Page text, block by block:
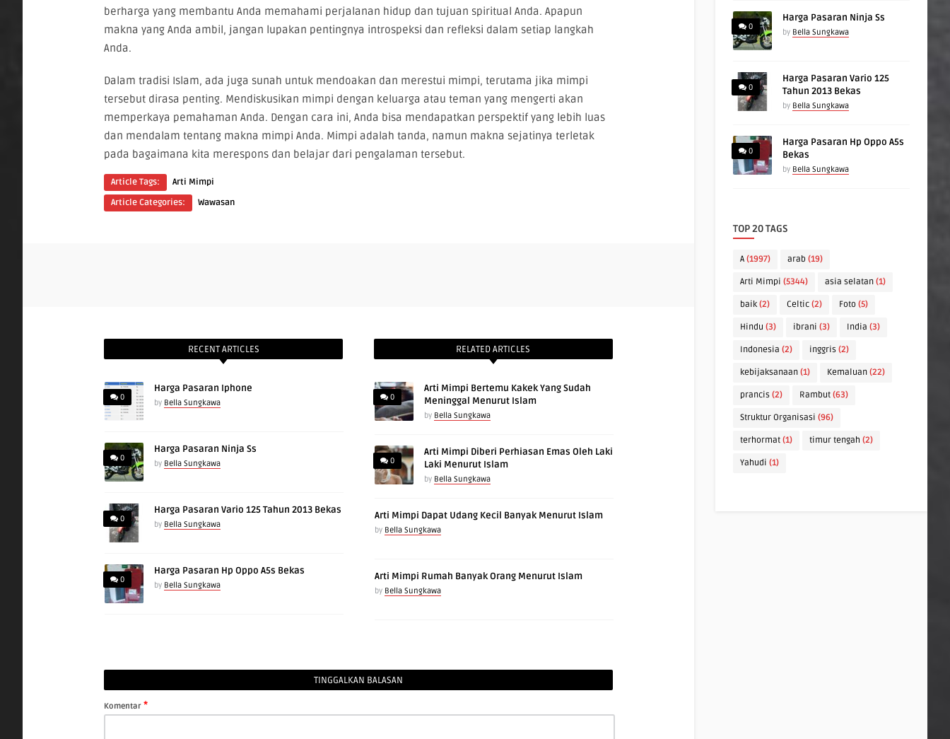
berharga yang membantu Anda memahami perjalanan hidup dan tujuan spiritual Anda. Apapun
makna yang Anda ambil, jangan lupakan pentingnya introspeksi dan refleksi dalam setiap langkah
Anda.
Dalam tradisi Islam, ada juga sunah untuk mendoakan dan merestui mimpi, terutama jika mimpi
tersebut dirasa penting. Mendiskusikan mimpi dengan keluarga atau teman yang mengerti akan
memperkaya pemahaman Anda. Dengan cara ini, Anda bisa mendapatkan perspektif yang lebih luas
dan mendalam tentang makna mimpi Anda. Mimpi adalah tanda, namun makna sejatinya terletak
pada bagaimana kita merespons dan belajar dari pengalaman tersebut.
Article Tags:
Arti Mimpi
Article Categories:
Wawasan
RECENT ARTICLES
0
Harga Pasaran Iphone
by Bella Sungkawa
0
Harga Pasaran Ninja Ss
by Bella Sungkawa
0
Harga Pasaran Vario 125 Tahun 2013 Bekas
by Bella Sungkawa
0
Harga Pasaran Hp Oppo A5s Bekas
by Bella Sungkawa
RELATED ARTICLES
0
Arti Mimpi Bertemu Kakek Yang Sudah
Meninggal Menurut Islam
by Bella Sungkawa
0
Arti Mimpi Diberi Perhiasan Emas Oleh Laki
Laki Menurut Islam
by Bella Sungkawa
Arti Mimpi Dapat Udang Kecil Banyak Menurut Islam
by Bella Sungkawa
Arti Mimpi Rumah Banyak Orang Menurut Islam
by Bella Sungkawa
TINGGALKAN BALASAN
Komentar *
0
Harga Pasaran Ninja Ss
by Bella Sungkawa
0
Harga Pasaran Vario 125
Tahun 2013 Bekas
by Bella Sungkawa
0
Harga Pasaran Hp Oppo A5s
Bekas
by Bella Sungkawa
TOP 20 TAGS
A (1997) arab (19)
Arti Mimpi (5344) asia selatan (1)
baik (2) Celtic (2) Foto (5)
Hindu (3) ibrani (3) India (3)
Indonesia (2) inggris (2)
kebijaksanaan (1) Kemaluan (22)
prancis (2) Rambut (63)
Struktur Organisasi (96)
terhormat (1) timur tengah (2)
Yahudi (1)